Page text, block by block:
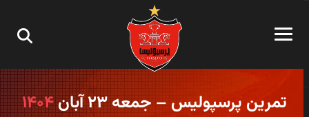
تمرین پرسپولیس – جمعه ۲۳ آبان ۱۴۰۴